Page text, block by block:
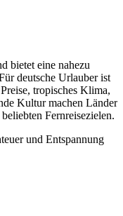
bietet eine nahezu
deutsche Urlauber ist
tropisches Klima,
Kultur machen Länder
Fernreisezielen.
und Entspannung